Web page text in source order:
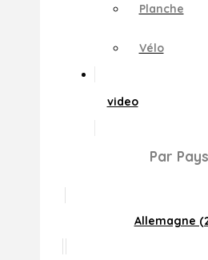
Planche
Vélo
video
Par Pays
Allemagne